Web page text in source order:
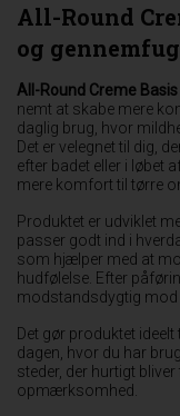
All-Round
og
All-Round Creme
nemt at skabe mere
daglig brug, hvor
Det er velegnet til dig,
efter badet eller i løbet
mere komfort til tørre
Produktet er udviklet
passer godt ind i
som hjælper med at
hudfølelse. Efter
modstandsdygtig mod
Det gør produktet
dagen, hvor du har
steder, der hurtigt
opmærksomhed.